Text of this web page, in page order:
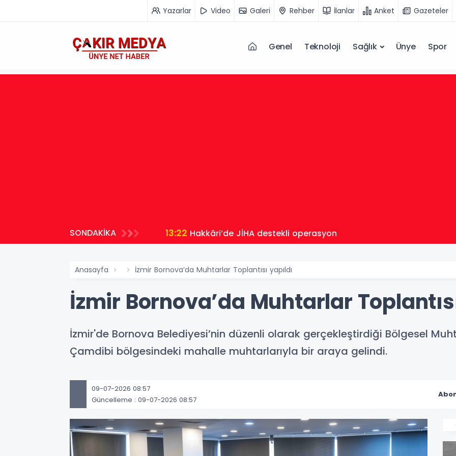
Yazarlar Video Galeri Rehber İlanlar Anket Gazeteler
Genel Teknoloji Sağlık Ünye Spor
SONDAKİKA 13:22 Hakkâri’de JİHA destekli operasyon
Anasayfa İzmir Bornova’da Muhtarlar Toplantısı yapıldı
İzmir Bornova’da Muhtarlar
İzmir'de Bornova Belediyesi’nin düzenli olarak gerçekleştirdiği Bölgesel
Çamdibi bölgesindeki mahalle muhtarlarıyla bir araya gelindi.
09-07-2026 08:57
Güncelleme : 09-07-2026 08:57